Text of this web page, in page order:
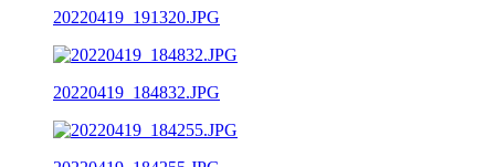
20220419_191320.JPG
20220419_184832.JPG